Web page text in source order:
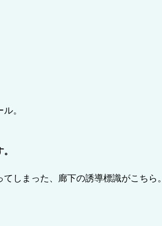
。
しまった、廊下の誘導標識がこちら。